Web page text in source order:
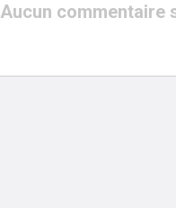
Aucun commentaire